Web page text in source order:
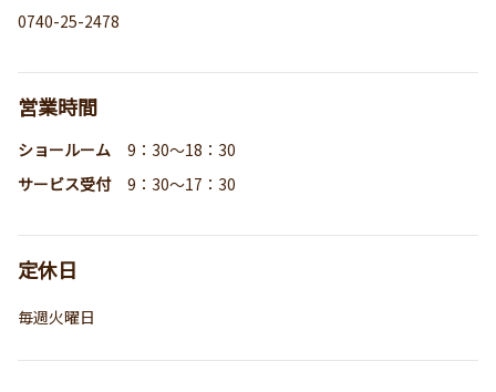
0740-25-2478
営業時間
ショールーム
9：30～18：30
サービス受付
9：30～17：30
定休日
毎週火曜日